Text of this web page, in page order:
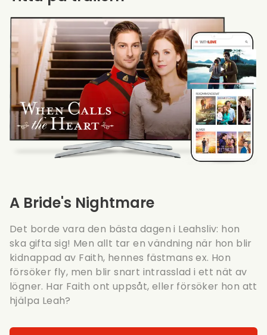
A Bride's Nightmare
Det borde vara den bästa dagen i Leahsliv: hon
ska gifta sig! Men allt tar en vändning när hon blir
kidnappad av Faith, hennes fästmans ex. Hon
försöker fly, men blir snart intrasslad i ett nät av
lögner. Har Faith ont uppsåt, eller försöker hon att
hjälpa Leah?